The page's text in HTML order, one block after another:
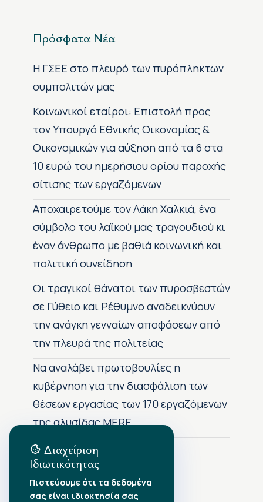
Πρόσφατα Νέα
H ΓΣΕΕ στο πλευρό των πυρόπληκτων
συμπολιτών μας
Κοινωνικοί εταίροι: Επιστολή προς
τον Υπουργό Εθνικής Οικονομίας &
Οικονομικών για αύξηση από τα 6 στα
10 ευρώ του ημερήσιου ορίου παροχής
σίτισης των εργαζόμενων
Αποχαιρετούμε τον Λάκη Χαλκιά, ένα
σύμβολο του λαϊκού μας τραγουδιού κι
έναν άνθρωπο με βαθιά κοινωνική και
πολιτική συνείδηση
Οι τραγικοί θάνατοι των πυροσβεστών
σε Γύθειο και Ρέθυμνο αναδεικνύουν
την ανάγκη γενναίων αποφάσεων από
την πλευρά της πολιτείας
Να αναλάβει πρωτοβουλίες η
κυβέρνηση για την διασφάλιση των
θέσεων εργασίας των 170 εργαζόμενων
της αλυσίδας MERE
Αρχείο Δημοσιεύσεων
Διαχείριση
Ιδιωτικότητας
Πιστεύουμε ότι τα δεδομένα
σας είναι ιδιοκτησία σας